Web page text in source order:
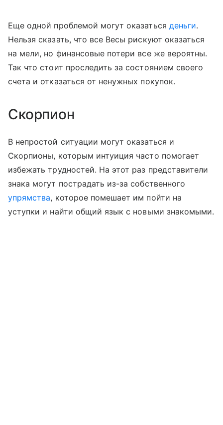
Еще одной проблемой могут оказаться деньги.
Нельзя сказать, что все Весы рискуют оказаться
на мели, но финансовые потери все же вероятны.
Так что стоит проследить за состоянием своего
счета и отказаться от ненужных покупок.
Скорпион
В непростой ситуации могут оказаться и
Скорпионы, которым интуиция часто помогает
избежать трудностей. На этот раз представители
знака могут пострадать из-за собственного
упрямства, которое помешает им пойти на
уступки и найти общий язык с новыми знакомыми.